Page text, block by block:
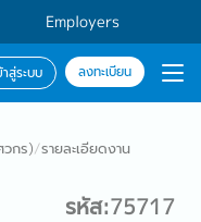
Employers
าสู่ระบบ ลงทะเบียน
กร)/รายละเอียดงาน
รหัส:75717